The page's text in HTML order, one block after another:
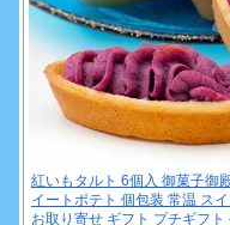
紅いもタルト 6個入 御菓子御
イートポテト 個包装 常温 ス
お取り寄せ ギフト プチギフト